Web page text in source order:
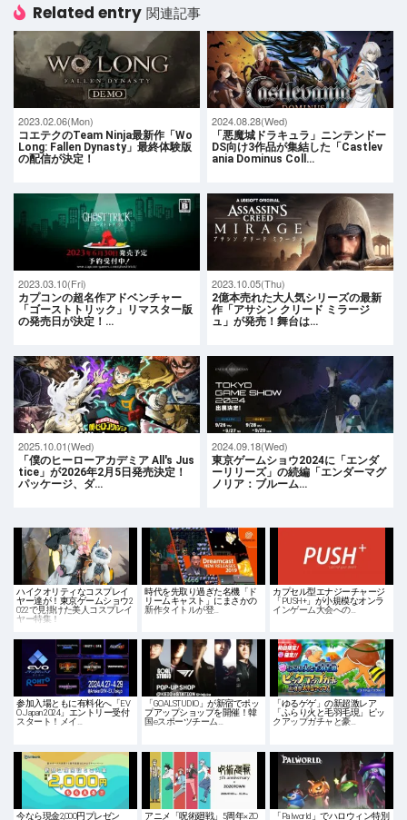
Related entry 関連記事
2023.02.06(Mon)
コエテクのTeam Ninja最新作「Wo
Long: Fallen Dynasty」最終体験版
の配信が決定！
2024.08.28(Wed)
「悪魔城ドラキュラ」ニンテンドー
DS向け3作品が集結した「Castlev
ania Dominus Coll…
2023.03.10(Fri)
カプコンの超名作アドベンチャー
「ゴーストトリック」リマスター版
の発売日が決定！…
2023.10.05(Thu)
2億本売れた大人気シリーズの最新
作「アサシン クリード ミラージ
ュ」が発売！舞台は…
2025.10.01(Wed)
「僕のヒーローアカデミア All's Jus
tice」が2026年2月5日発売決定！
パッケージ、ダ…
2024.09.18(Wed)
東京ゲームショウ2024に「エンダ
ーリリーズ」の続編「エンダーマグ
ノリア：ブルーム…
ハイクオリティなコスプレイ
ヤー達が！東京ゲームショウ2
022で見掛けた美人コスプレイ
ヤー特集！
時代を先取り過ぎた名機「ド
リームキャスト」にまさかの
新作タイトルが登…
カプセル型エナジーチャージ
「PUSH+」が小規模なオンラ
インゲーム大会への…
参加入場ともに有料化へ「EV
O Japan 2024」エントリー受付
スタート！メイ…
「GOALSTUDIO」が新宿でポッ
プアップショップを開催！韓
国eスポーツチーム…
「ゆるゲゲ」の新超激レア
「ふらり火と毛羽毛現」ピッ
クアップガチャと豪…
今なら現金2,000円プレゼン
アニメ「呪術廻戦」5周年×ZO
「Palworld」でハロウィン特別